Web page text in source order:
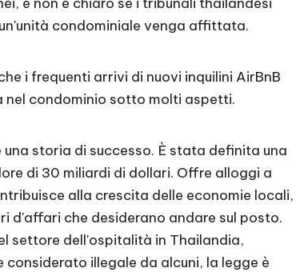
condominiale venga affittata.
i frequenti arrivi di nuovi inquilini AirBnB
condominio sotto molti aspetti.
storia di successo. È stata definita una
di 30 miliardi di dollari. Offre alloggi a
alla crescita delle economie locali,
d'affari che desiderano andare sul posto.
settore dell'ospitalità in Thailandia,
considerato illegale da alcuni, la legge è